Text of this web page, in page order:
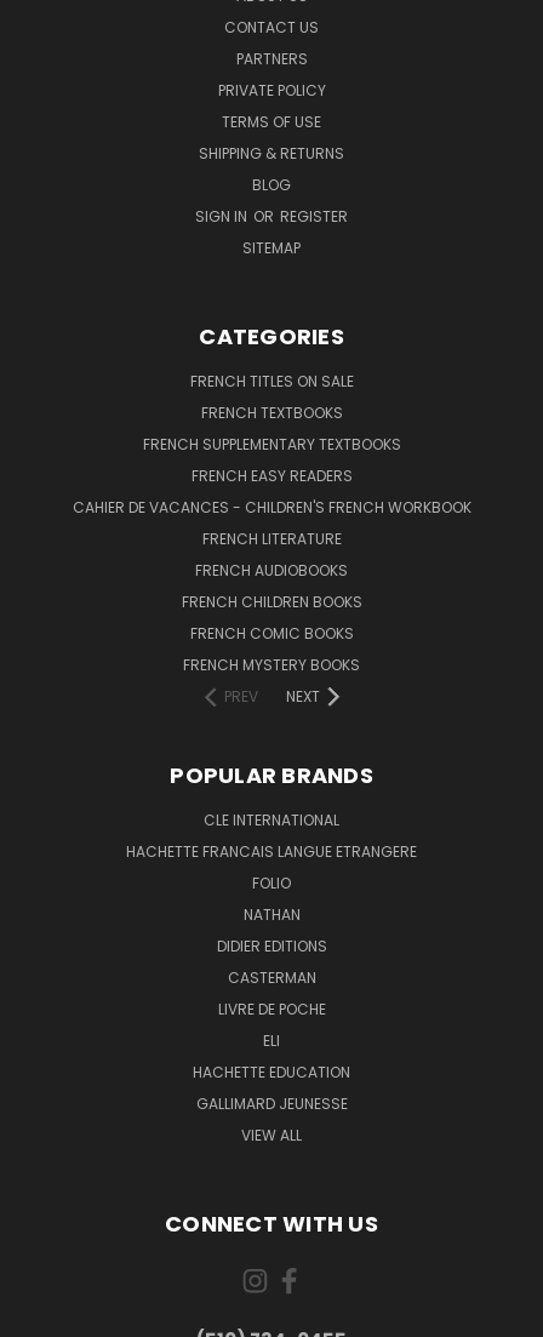
CONTACT US
PARTNERS
PRIVATE POLICY
TERMS OF USE
SHIPPING & RETURNS
BLOG
SIGN IN OR REGISTER
SITEMAP
CATEGORIES
FRENCH TITLES ON SALE
FRENCH TEXTBOOKS
FRENCH SUPPLEMENTARY TEXTBOOKS
FRENCH EASY READERS
CAHIER DE VACANCES - CHILDREN'S FRENCH WORKBOOK
FRENCH LITERATURE
FRENCH AUDIOBOOKS
FRENCH CHILDREN BOOKS
FRENCH COMIC BOOKS
FRENCH MYSTERY BOOKS
PREV
NEXT
POPULAR BRANDS
CLE INTERNATIONAL
HACHETTE FRANCAIS LANGUE ETRANGERE
FOLIO
NATHAN
DIDIER EDITIONS
CASTERMAN
LIVRE DE POCHE
ELI
HACHETTE EDUCATION
GALLIMARD JEUNESSE
VIEW ALL
CONNECT WITH US